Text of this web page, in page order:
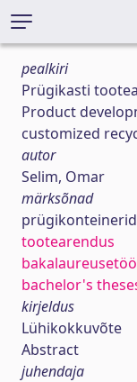
pealkiri
Prügikasti
Product
customized
autor
Selim, Omar
märksõnad
prügikonteinerid
tootearendus
bachelor's
kirjeldus
Lühikokkuvõte
Abstract
juhendaja